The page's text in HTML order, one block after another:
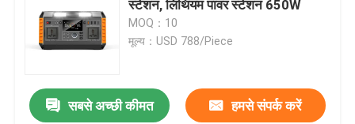
स्टेशन, लिथियम पावर स्टेशन 650W
MOQ：10
मूल्य：USD 788/Piece
सबसे अच्छी कीमत हमसे संपर्क करें